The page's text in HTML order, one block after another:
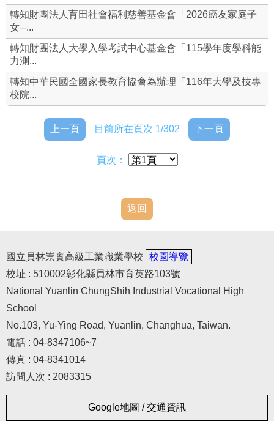
本校整體課程計畫書(及課程手冊)
崇高校長及教師公開授課
資通安全專區
校外人士協助教學或活動專區
轉知財團法人育田社會福利慈善基金會「2026癌友家庭子
女─...
轉知財團法人大學入學考試中心基金會「115學年度學科能
力測...
轉知中華民國全國家長教育協會為辦理「116年大學及技專
校院...
上一頁 目前所在頁次 1/302 下一頁
頁次：
返回
國立員林崇實高級工業職業學校
校園導覽
校址 : 510002彰化縣員林市育英路103號
National Yuanlin ChungShih Industrial Vocational High
School
No.103, Yu-Ying Road, Yuanlin, Changhua, Taiwan.
電話 : 04-8347106~7
傳真 : 04-8341014
訪問人次 : 2083315
Google地圖 / 交通資訊